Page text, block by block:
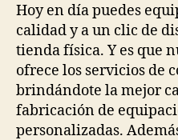
Hoy en día puedes
calidad y a un clic de
tienda física. Y es que
ofrece los servicios de
brindándote la mejor
fabricación de
personalizadas.